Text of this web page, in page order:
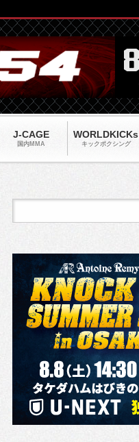
J-CAGE
国内MMA
WORLDKICKs
キックポクシング